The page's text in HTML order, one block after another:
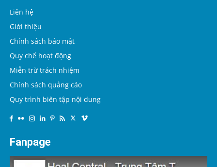
Liên hệ
Giới thiệu
Chính sách bảo mật
Quy chế hoạt động
Miễn trừ trách nhiệm
Chính sách quảng cáo
Quy trình biên tập nội dung
Fanpage